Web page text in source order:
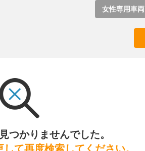
女性専用車両
つかりませんでした。
て再度検索してください。